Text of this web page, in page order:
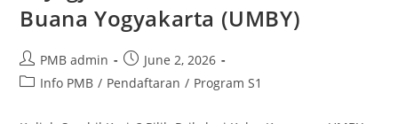
Buana Yogyakarta (UMBY)
Post
author:
PMB admin
Post
published:
June 2, 2026
PostInfo PMB / Pendaftaran / Program S1